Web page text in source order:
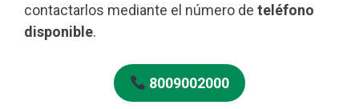
contactarlos mediante el número de teléfono
disponible.
8009002000